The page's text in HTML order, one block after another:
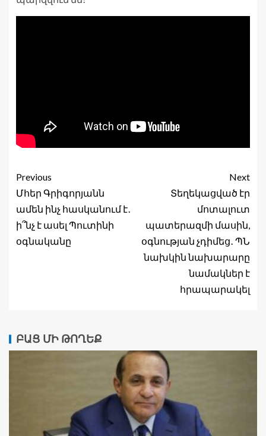
Previous
Մհեր Գրիգորյանն
ամեն ինչ հասկանում է․
ի՞նչ է ասել Պուտինի
օգնականը
Next
Տեղեկացված էր
մոտալուտ
պատերազմի մասին,
օգնության չդիմեց․ ՊՆ
նախկին նախարարը
նամակներ է
հրապարակել
ԲԱՑ ՄԻ ԹՈՂԵՔ